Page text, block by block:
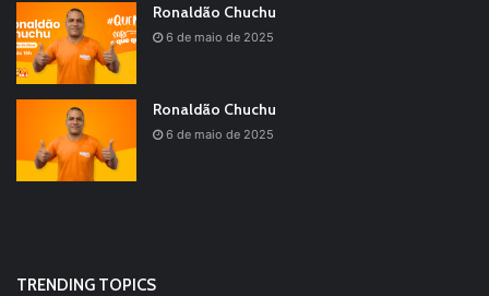
Ronaldão Chuchu
6 de maio de 2025
Ronaldão Chuchu
6 de maio de 2025
TRENDING TOPICS